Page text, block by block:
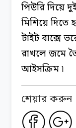
পিউরি দিয়ে
মিশিয়ে দিতে
টাইট বাক্সে
রাখলে জমে
আইসক্রিম ৷
শেয়ার করুন